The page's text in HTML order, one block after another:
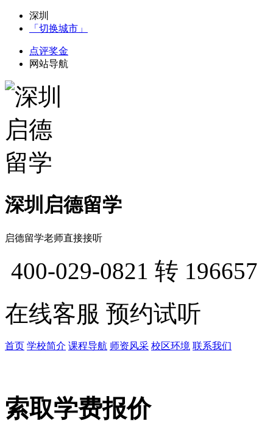
深圳
「切换城市」
点评奖金
网站导航
深圳启德留学
启德留学老师直接接听
400-029-0821 转 196657
在线客服 预约试听
首页 学校简介 课程导航 师资风采 校区环境 联系我们
索取学费报价